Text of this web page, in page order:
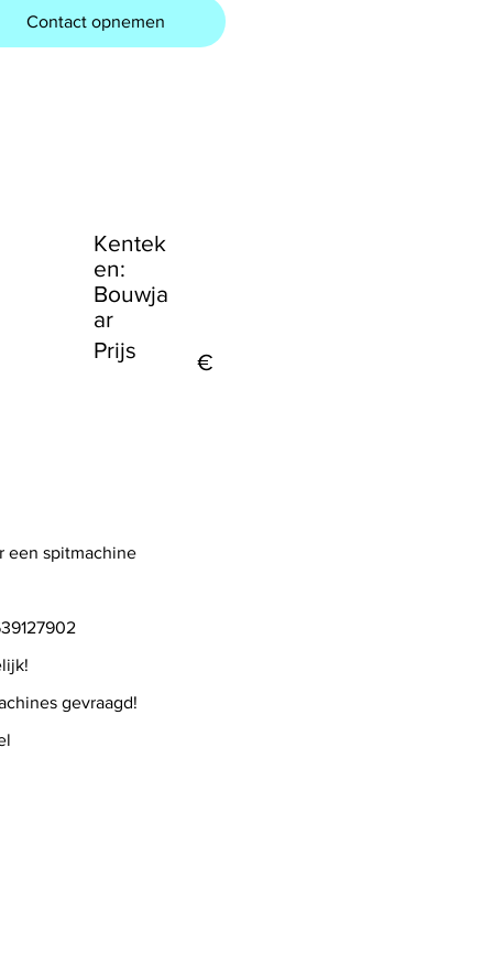
Kentek
en:
Prijs €
Bouwja
ar
een spitmachine
gevraagd!
Contact opnemen